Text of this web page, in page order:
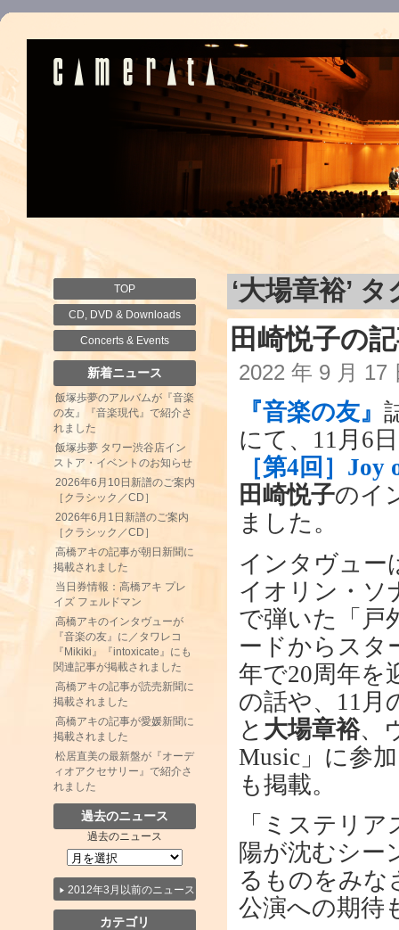
TOP
CD, DVD & Downloads
Concerts & Events
新着ニュース
飯塚歩夢のアルバムが『音楽
の友』『音楽現代』で紹介さ
れました
飯塚歩夢 タワー渋谷店イン
ストア・イベントのお知らせ
2026年6月10日新譜のご案内
［クラシック／CD］
2026年6月1日新譜のご案内
［クラシック／CD］
高橋アキの記事が朝日新聞に
掲載されました
当日券情報：高橋アキ プレ
イズ フェルドマン
高橋アキのインタヴューが
『音楽の友』に／タワレコ
『Mikiki』『intoxicate』にも
関連記事が掲載されました
高橋アキの記事が読売新聞に
掲載されました
高橋アキの記事が愛媛新聞に
掲載されました
松居直美の最新盤が『オーデ
ィオアクセサリー』で紹介さ
れました
過去のニュース
過去のニュース
2012年3月以前のニュース
カテゴリ
‘大場章裕’
田崎悦子の
2022 年 9 月 17
『音楽の友』
にて、11月6
［第4回］
田崎悦子のイ
ました。
インタヴュー
イオリン・ソ
で弾いた「戸
ードからスタ
年で20周年を
の話や、11月
と 大場章裕、
Music」に参
も掲載。
「ミステリ
陽が沈むシ
るものをみな
公演への期待